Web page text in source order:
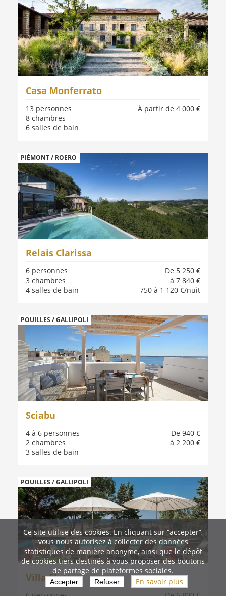
Casa Monferrato
À partir de 4 000 €
13 personnes
8 chambres
6 salles de bain
PIÉMONT / ROERO
Relais Clarissa
De 5 250 €
à 7 840 €
750 à 1 120 €/nuit
6 personnes
3 chambres
4 salles de bain
POUILLES / GALLIPOLI
Sciabu
De 940 €
à 2 200 €
4 à 6 personnes
2 chambres
3 salles de bain
POUILLES / GALLIPOLI
Villa Elettra
Ce site utilise des cookies. En cliquant sur “accepter”,
vous nous autorisez à collecter des données
statistiques de manière anonyme, ainsi que le dépôt
de cookies tiers destinés à vous proposer des boutons
de partage de plateformes sociales.
Accepter Refuser En savoir plus